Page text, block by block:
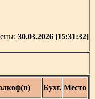
30.03.2026 [15:31:32]
Бухг. Место